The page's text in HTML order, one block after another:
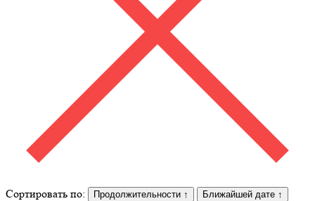
Сортировать по: Продолжительности ↑ Ближайшей дате ↑